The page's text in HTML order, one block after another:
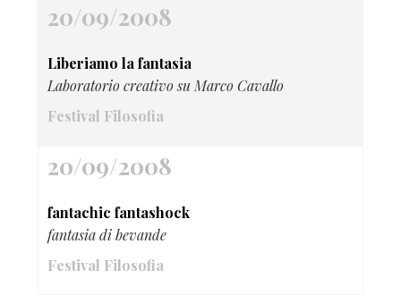
20/09/2008
Liberiamo la fantasia
Laboratorio creativo su Marco Cavallo
Festival Filosofia
20/09/2008
fantachic fantashock
fantasia di bevande
Festival Filosofia